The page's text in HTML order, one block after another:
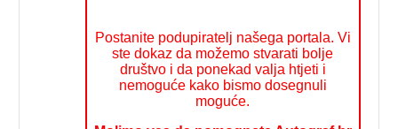
Postanite podupiratelj našega portala. Vi
ste dokaz da možemo stvarati bolje
društvo i da ponekad valja htjeti i
nemoguće kako bismo dosegnuli
moguće.